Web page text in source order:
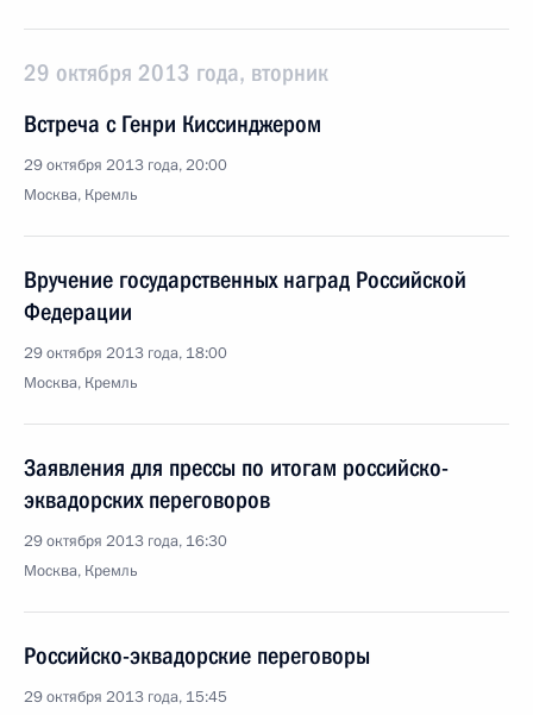
29 октября 2013 года, вторник
Встреча с Генри Киссинджером
29 октября 2013 года, 20:00
Москва, Кремль
Вручение государственных наград Российской
Федерации
29 октября 2013 года, 18:00
Москва, Кремль
Заявления для прессы по итогам российско-
эквадорских переговоров
29 октября 2013 года, 16:30
Москва, Кремль
Российско-эквадорские переговоры
29 октября 2013 года, 15:45